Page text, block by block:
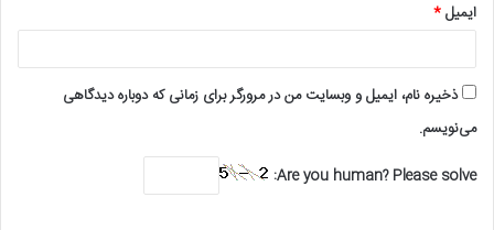
ایمیل*
ذخیره نام، ایمیل و وبسایت من در مرورگر برای زمانی که دوباره دیدگاهی
می‌نویسم.
Are you human? Please solve: